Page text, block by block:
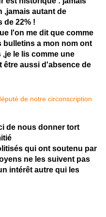
,jamais autant de
de 22% !
l'on me dit que comme
bulletins a mon nom ont
le lis comme une
être aussi d'absence de
de nous donner tort
qui ont soutenu par
ne les suivent pas
intérêt autre qui les